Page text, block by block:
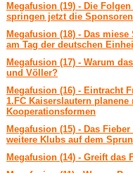
Megafusion (19) - Die
springen jetzt die
Megafusion (18) - Das
am Tag der deutschen
Megafusion (17) - Warum
und Völler?
Megafusion (16) - Eintracht
1.FC Kaiserslautern planene
Kooperationsformen
Megafusion (15) - Das
weitere Klubs auf dem
Megafusion (14) - Greift das